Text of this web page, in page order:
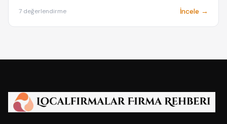
7 değerlendirme İncele →